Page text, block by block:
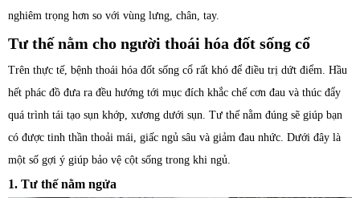
nghiêm trọng hơn so với vùng lưng, chân, tay.
Tư thế nằm cho người thoái hóa đốt sống cổ
Trên thực tế, bệnh thoái hóa đốt sống cổ rất khó để điều trị dứt điểm. Hầu
hết phác đồ đưa ra đều hướng tới mục đích khắc chế cơn đau và thúc đẩy
quá trình tái tạo sụn khớp, xương dưới sụn. Tư thế nằm đúng sẽ giúp bạn
có được tinh thần thoải mái, giấc ngủ sâu và giảm đau nhức. Dưới đây là
một số gợi ý giúp bảo vệ cột sống trong khi ngủ.
1. Tư thế nằm ngửa